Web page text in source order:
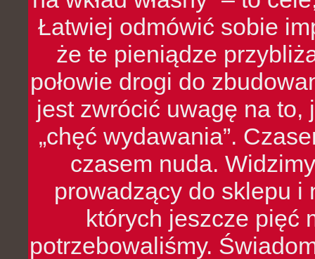
Łatwiej odmówić sobie
że te pieniądze
połowie drogi do
jest zwrócić uwagę na to,
„chęć wydawania”.
czasem nuda.
prowadzący do sklepu i
których jeszcze pięć
potrzebowaliśmy.